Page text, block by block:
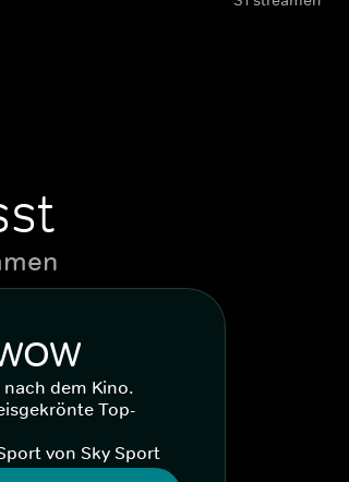
dem Kino.
Top-
von Sky Sport